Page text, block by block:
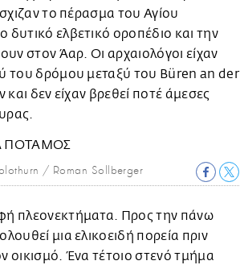
το πέρασμα του Αγίου
ελβετικό οροπέδιο και την
στον Άαρ. Οι αρχαιολόγοι είχαν
του δρόμου μεταξύ του Büren an der
δεν είχαν βρεθεί ποτέ άμεσες
/ Roman Sollberger
πλεονεκτήματα. Προς την πάνω
μια ελικοειδή πορεία πριν
οικισμό. Ένα τέτοιο στενό τμήμα